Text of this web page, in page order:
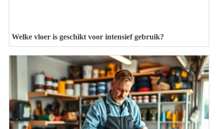
Welke vloer is geschikt voor intensief gebruik?